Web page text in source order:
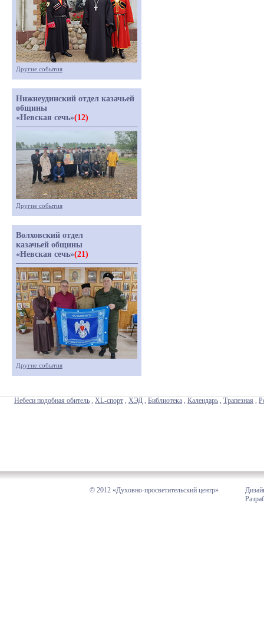
Другие события
Нижнеудинский отдел казачьей
общины
«Невская сечь»(12)
Другие события
Волховский отдел
казачьей общины
«Невская сечь»(21)
Другие события
Небеси подобная обитель , XL-спорт , ХЭД , Библиотека , Календарь , Трапезная ,
© 2012 «Духовно-просветительский центр»